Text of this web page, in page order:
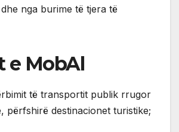
nga burime të tjera të
e MobAl
të transportit publik rrugor
përfshirë destinacionet turistike;